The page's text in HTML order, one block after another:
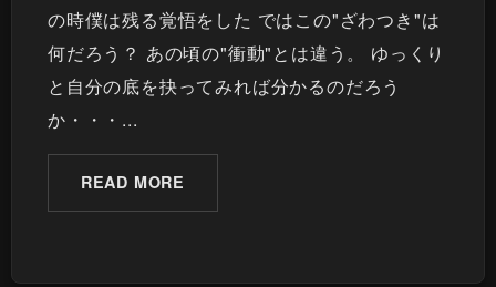
の時僕は残る覚悟をした ではこの"ざわつき"は
何だろう？ あの頃の"衝動"とは違う。 ゆっくり
と自分の底を抉ってみれば分かるのだろう
か・・・...
READ MORE